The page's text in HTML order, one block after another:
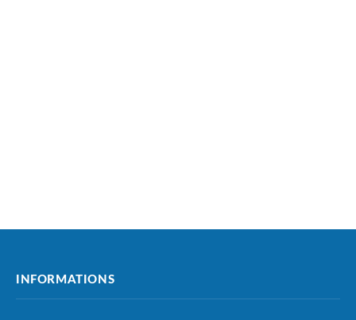
INFORMATIONS